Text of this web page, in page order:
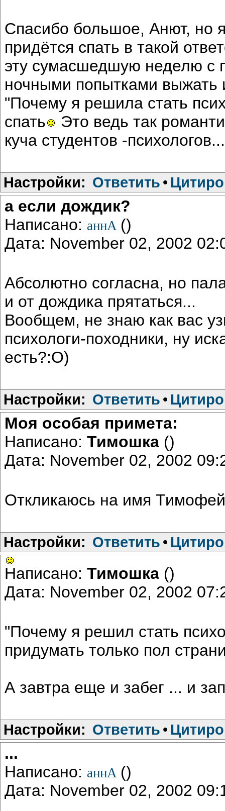
Спасибо большое, Анют, но
придётся спать в такой
эту сумасшедшую неделю с
ночными попытками выжать
"Почему я решила стать
спать
Это ведь так
куча студентов -психологов...
Настройки: Ответить •
а если дождик?
Написано: аннА ()
Дата: November 02, 2002
Абсолютно согласна, но
и от дождика прятаться...
Вообщем, не знаю как вас
психологи-походники, ну
есть?:О)
Настройки: Ответить •
Моя особая примета:
Написано: Тимошка ()
Дата: November 02, 2002
Откликаюсь на имя
Настройки: Ответить •
Написано: Тимошка ()
Дата: November 02, 2002
"Почему я решил стать
придумать только пол
А завтра еще и забег ... и
Настройки: Ответить •
...
Написано: аннА ()
Дата: November 02, 2002